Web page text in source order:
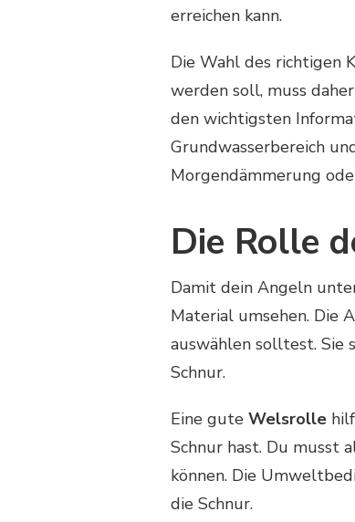
erreichen kann.
Die Wahl des richtigen
werden soll, muss
den wichtigsten
Grundwasserbereich
Morgendämmerung
Die Rolle
Damit dein Angeln
Material umsehen. Die
auswählen solltest.
Schnur.
Eine gute Welsrolle
Schnur hast. Du musst
können. Die
die Schnur.